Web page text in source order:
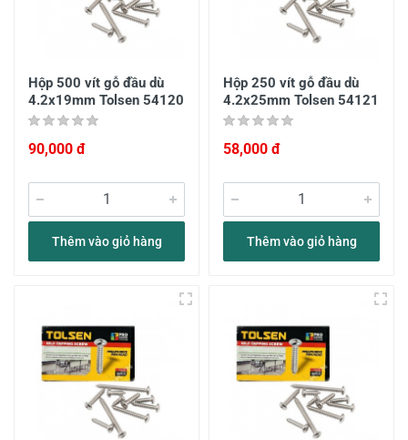
Hộp 500 vít gỗ đầu dù
4.2x19mm Tolsen 54120
90,000 đ
Thêm vào giỏ hàng
Hộp 250 vít gỗ đầu dù
4.2x25mm Tolsen 54121
58,000 đ
Thêm vào giỏ hàng